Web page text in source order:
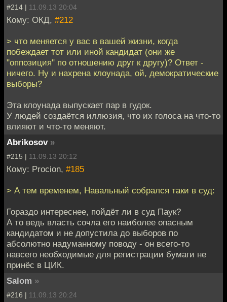
#214 | 11.09.13 20:04
Кому: ОКД, #212
> что меняется у вас в вашей жизни, когда
побеждает тот или иной кандидат (они же
"оппозиция" по отношению друг к другу)? Ответ -
ничего. Ну и нахрена клоунада, ой, демократические
выборы?
Эта клоунада выпускает пар в гудок.
У людей создаётся иллюзия, что их голоса на что-то
влияют и что-то меняют.
Abrikosov »
#215 | 11.09.13 20:12
Кому: Procion, #185
> А тем временем, Навальный собрался таки в суд:
Гораздо интереснее, пойдёт ли в суд Паук?
А то ведь власть сочла его наиболее опасным
кандидатом и не допустила до выборов по
абсолютно надуманному поводу - он всего-то
навсего необходимые для регистрации бумаги не
принёс в ЦИК.
Salom »
#216 | 11.09.13 20:24